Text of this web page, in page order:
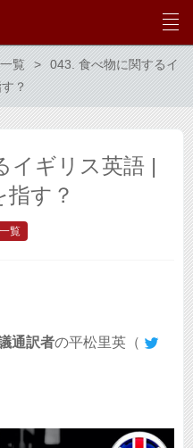
覧
043. 食べ物に関するイ
？
イギリス英語 |
す？
覧
通訳者の平松里英（